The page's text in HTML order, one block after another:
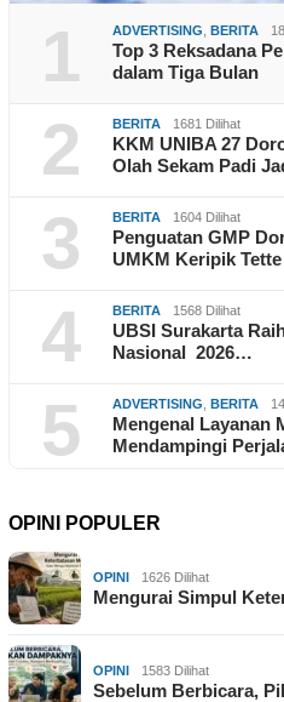
1 ADVERTISING BERITA
Top 3 Reksadana
dalam Tiga Bulan
2 BERITA 1681 Dilihat
KKM UNIBA 27
Olah Sekam Padi
3 BERITA 1604 Dilihat
Penguatan GMP
UMKM Keripik
4 BERITA 1568 Dilihat
UBSI Surakarta
Nasional 2026…
5 ADVERTISING BERITA
Mengenal Layanan
Mendampingi
OPINI POPULER
OPINI 1626 Dilihat
Mengurai Simpul
OPINI 1583 Dilihat
Sebelum Berbicara,